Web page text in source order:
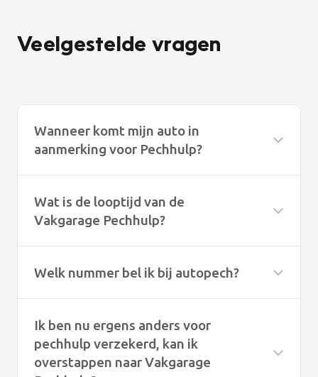
Veelgestelde vragen
Wanneer komt mijn auto in
aanmerking voor Pechhulp?
Wat is de looptijd van de
Vakgarage Pechhulp?
Welk nummer bel ik bij autopech?
Ik ben nu ergens anders voor
pechhulp verzekerd, kan ik
overstappen naar Vakgarage